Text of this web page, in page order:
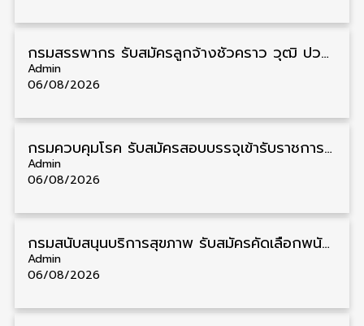
กรมสรรพากร รับสมัครลูกจ้างชั่วคราว วุฒิ ปวช./ป.ตรี 138 อัตรา รับสมัคร 17 – 31 สิงหาคม
Admin
06/08/2026
กรมควบคุมโรค รับสมัครสอบบรรจุเข้ารับราชการ วุฒิ ปวส./ป.ตรี 17 อัตรา รับสมัคร 17 สิงหาคม – 4 กันยายน
Admin
06/08/2026
กรมสนับสนุนบริการสุขภาพ รับสมัครคัดเลือกพนักงานราชการ วุฒิ ปวส./ป.ตรี 13 อัตรา รับสมัคร 11 – 20 สิงหาคม
Admin
06/08/2026